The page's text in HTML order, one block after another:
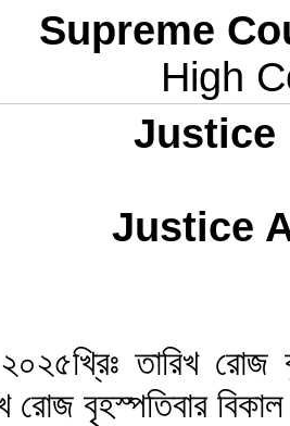
Supreme
High
Justice
Justice
তারিখ
রোজ বৃহস্পতিবার